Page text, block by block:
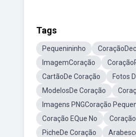
Tags
Pequenininho
ImagemCoração
CartãoDe Coração
Fotos
ModelosDe Coração
Imagens PNGCoração
Coração EQue No
PicheDe Coração